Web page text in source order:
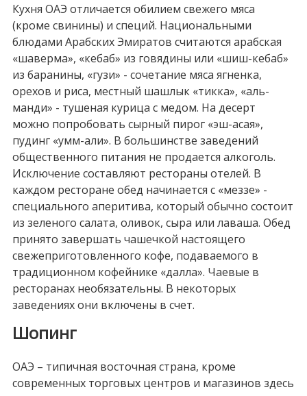
Кухня ОАЭ отличается обилием свежего мяса
(кроме свинины) и специй. Национальными
блюдами Арабских Эмиратов считаются арабская
«шаверма», «кебаб» из говядины или «шиш-кебаб»
из баранины, «гузи» - сочетание мяса ягненка,
орехов и риса, местный шашлык «тикка», «аль-
манди» - тушеная курица с медом. На десерт
можно попробовать сырный пирог «эш-асая»,
пудинг «умм-али». В большинстве заведений
общественного питания не продается алкоголь.
Исключение составляют рестораны отелей. В
каждом ресторане обед начинается с «меззе» -
специального аперитива, который обычно состоит
из зеленого салата, оливок, сыра или лаваша. Обед
принято завершать чашечкой настоящего
свежеприготовленного кофе, подаваемого в
традиционном кофейнике «далла». Чаевые в
ресторанах необязательны. В некоторых
заведениях они включены в счет.
Шопинг
ОАЭ – типичная восточная страна, кроме
современных торговых центров и магазинов здесь